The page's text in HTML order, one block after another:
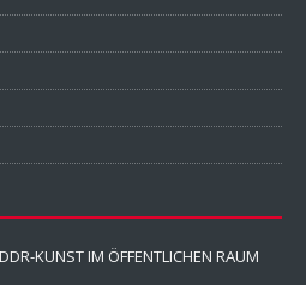
DDR-KUNST IM ÖFFENTLICHEN RAUM